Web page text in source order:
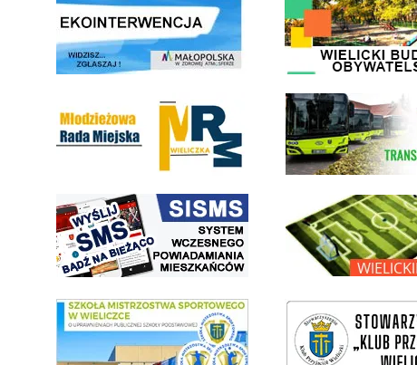
link do strony Wielickiej
link do strony systemu wczesnego ostrzegania mieszkańców SISMS
link do opisu projektu
link do SMS Wieliczka wieliczka-wieliczanie na bis